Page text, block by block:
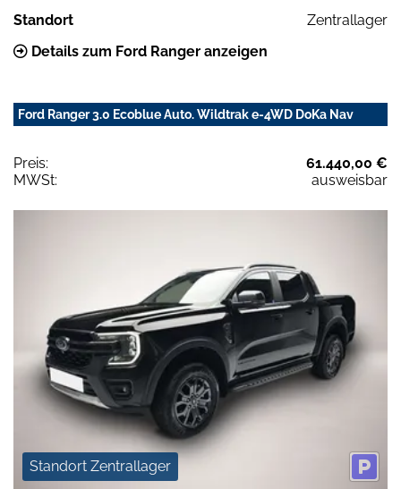
Standort
Zentrallager
Details zum Ford Ranger anzeigen
Ford Ranger 3.0 Ecoblue Auto. Wildtrak e-4WD DoKa Nav
Preis:
61.440,00 €
MWSt:
ausweisbar
Standort Zentrallager